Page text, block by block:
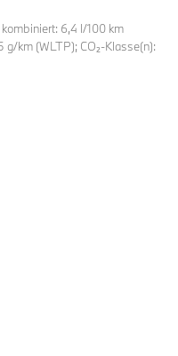
6,4 l/100 km
g/km (WLTP); CO₂-Klasse(n):